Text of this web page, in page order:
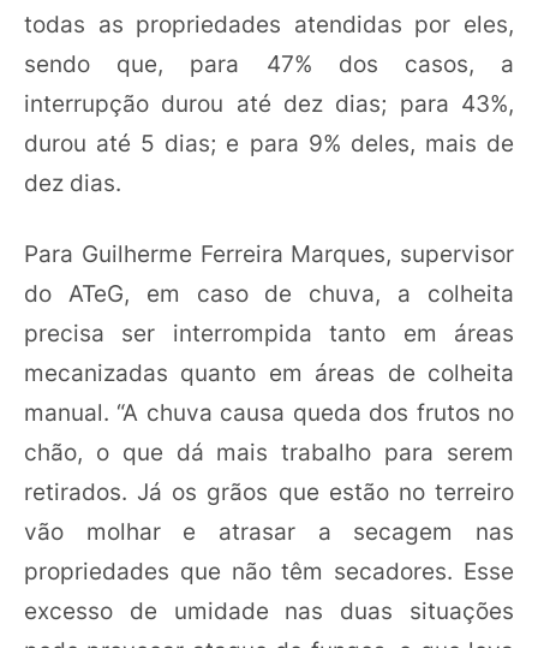
todas as propriedades atendidas por eles,
sendo que, para 47% dos casos, a
interrupção durou até dez dias; para 43%,
durou até 5 dias; e para 9% deles, mais de
dez dias.
Para Guilherme Ferreira Marques, supervisor
do ATeG, em caso de chuva, a colheita
precisa ser interrompida tanto em áreas
mecanizadas quanto em áreas de colheita
manual. “A chuva causa queda dos frutos no
chão, o que dá mais trabalho para serem
retirados. Já os grãos que estão no terreiro
vão molhar e atrasar a secagem nas
propriedades que não têm secadores. Esse
excesso de umidade nas duas situações